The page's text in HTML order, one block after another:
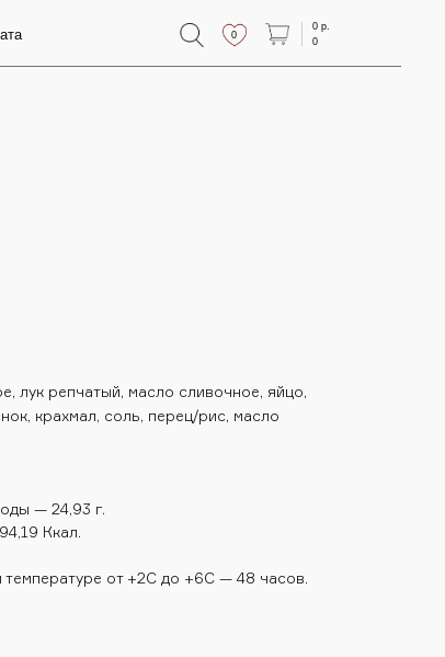
0 р.
лук репчатый, масло сливочное, яйцо,
крахмал, соль, перец/рис, масло
— 24,93 г.
Ккал.
температуре от +2С до +6С — 48 часов.